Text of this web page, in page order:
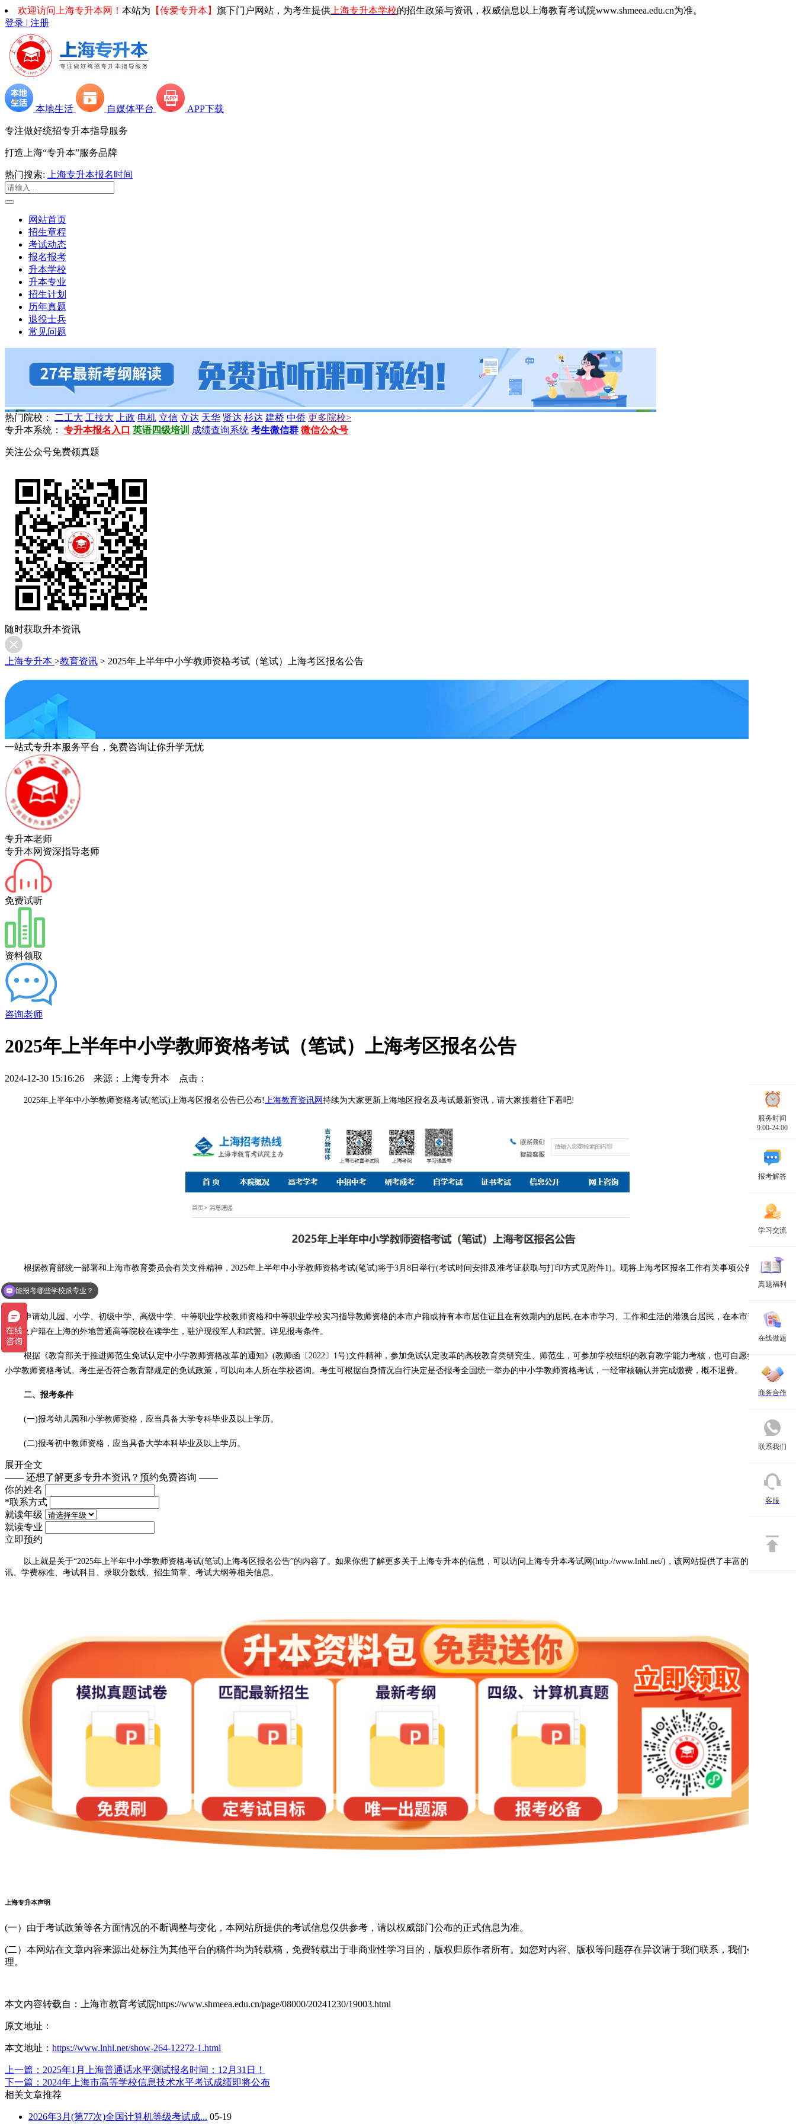
欢迎访问上海专升本网！ 本站为 【传爱专升本】 旗下门户网站，为考生提供 上海专升本学校的招生政策与资讯，权威信息以上海教育考试院www.shmeea.edu.cn为准。
登录 | 注册
本地生活 自媒体平台 APP下载
专注做好统招专升本指导服务
打造上海“专升本”服务品牌
热门搜索: 上海专升本报名时间
网站首页
招生章程
考试动态
报名报考
升本学校
升本专业
招生计划
历年真题
退役士兵
常见问题
热门院校： 二工大 工技大 上政 电机 立信 立达 天华 贤达 杉达 建桥 中侨 更多院校>
专升本系统：
专升本报名入口 英语四级培训 成绩查询系统 考生微信群 微信公众号
服务时间
9:00-24:00
报考解答
学习交流
真题福利
在线做题
商务合作
联系我们
客服
关注公众号免费领真题
随时获取升本资讯
上海专升本 >教育资讯 > 2025年上半年中小学教师资格考试（笔试）上海考区报名公告
一站式专升本服务平台，免费咨询让你升学无忧
专升本老师
专升本网资深指导老师
免费试听
资料领取
咨询老师
2025年上半年中小学教师资格考试（笔试）上海考区报名公告
2024-12-30 15:16:26 来源：上海专升本 点击：
2025年上半年中小学教师资格考试(笔试)上海考区报名公告已公布! 上海教育资讯网 持续为大家更新上海地区报名及考试最新资讯，请大家接着往下看吧!
根据教育部统一部署和上海市教育委员会有关文件精神，2025年上半年中小学教师资格考试(笔试)将于3月8日举行(考试时间安排及准考证获取与打印方式见附件1)。现将上海考区报名工作有关事项公告如下：
一、考试对象
申请幼儿园、小学、初级中学、高级中学、中等职业学校教师资格和中等职业学校实习指导教师资格的本市户籍或持有本市居住证且在有效期内的居民,在本市学习、工作和生活的港澳台居民，在本市普通高等院
校以及户籍在上海的外地普通高等院校在读学生，驻沪现役军人和武警。详见报考条件。
根据《教育部关于推进师范生免试认定中小学教师资格改革的通知》(教师函〔2022〕1号)文件精神，参加免试认定改革的高校教育类研究生、师范生，可参加学校组织的教育教学能力考核，也可自愿参加国家中
小学教师资格考试。考生是否符合教育部规定的免试政策，可以向本人所在学校咨询。考生可根据自身情况自行决定是否报考全国统一举办的中小学教师资格考试，一经审核确认并完成缴费，概不退费。
二、报考条件
(一)报考幼儿园和小学教师资格，应当具备大学专科毕业及以上学历。
(二)报考初中教师资格，应当具备大学本科毕业及以上学历。
(三)报考高级中学和中等职业学校教师资格，应当具备大学本科毕业及以上学历。
(四)报考中等职业学校实习指导教师资格，应当具备中等职业学校毕业及以上学历，并应当具有相当助理工程师以上专业技术职务或中级以上工人技术等级。
(五)上海市普通高等院校以及户籍在上海的外地普通高等院校全日制三年级(含在读专升本第四学年)及以上考生和全日制在读研究生，中高职贯通考生允许在其学习的最后一年报考。
(六)符合申请认定教师资格的体检标准。
(七)中小学教师资格考试有关政策规定详见《中小学教师资格考试暂行办法》(教师〔2013〕9号)和《教师资格条例》(教育部令第10号)。
三、报名步骤及时间安排
中小学教师资格考试实行网上报名，报名步骤分为报考信息输入、报名信息审核和网上缴费三个阶段，报名政策咨询联系方式见2025年上半年中小学教师资格考试(笔试)上海考区咨询电话一览表(附件2)。具体操
作流程见2025年上半年中小学教师资格考试(笔试)上海考区考生报名流程图(附件3)。
(一)报考信息输入
考生报考信息输入时间为1月7日9:00起至8日24:00(其后网报功能关闭，考生无法新增注册或报名，包括报名系统中的“取消报名”操作。但审核通过前报考者可对已提交的报考信息进行修改)。
第一步：登录
考生须在规定时间内登录中小学教师资格考试网(http://ntce.neea.edu.cn)。
第二步：注册
登录后，所有考生(含以前参加过笔试的考生)报名前必须进行注册、填报个人信息和上传个人照片，重新注册操作不影响考生已获得的笔试成绩。 每个手机号码只能注册一次，需要先接收短信验证。
照片要求：
此照片将用于准考证和考试合格证明，考生上传照片时慎重选用。照片审核不通过的考生无法通过报名信息审核。
第三步：选择考区、考试科目
展开全文
—— 还想了解更多专升本资讯？ 预约免费咨询 ——
你的姓名
*联系方式
就读年级
就读专业
立即预约
以上就是关于“2025年上半年中小学教师资格考试(笔试)上海考区报名公告”的内容了。如果你想了解更多关于上海专升本的信息，可以访问上海专升本考试网(http://www.lnhl.net/)，该网站提供了丰富的专升本资
讯、学费标准、考试科目、录取分数线、招生简章、考试大纲等相关信息。
上海专升本声明
(一）由于考试政策等各方面情况的不断调整与变化，本网站所提供的考试信息仅供参考，请以权威部门公布的正式信息为准。
(二）本网站在文章内容来源出处标注为其他平台的稿件均为转载稿，免费转载出于非商业性学习目的，版权归原作者所有。如您对内容、版权等问题存在异议请于我们联系，我们会及时处
理。
本文内容转载自：上海市教育考试院https://www.shmeea.edu.cn/page/08000/20241230/19003.html
原文地址：
本文地址： https://www.lnhl.net/show-264-12272-1.html
上一篇：2025年1月上海普通话水平测试报名时间：12月31日！
下一篇：2024年上海市高等学校信息技术水平考试成绩即将公布
相关文章推荐
2026年3月(第77次)全国计算机等级考试成... 05-19
能报考哪些学校跟专业？
专升本报考条件是什么？